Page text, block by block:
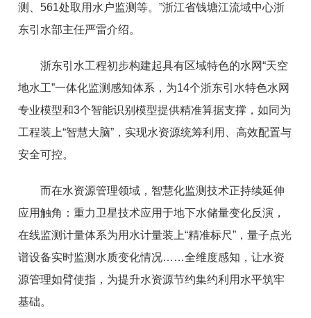
测、561处取用水户监测等。”浙江省钱塘江流域中心浙
东引水部主任严雷介绍。
浙东引水工程初步构建起具有区域特色的水网“天空
地水工”一体化监测感知体系，为14个浙东引水特色水网
专业模型和3个智能识别模型提供精准算据支撑，如同为
工程装上“智慧大脑”，实现水资源统筹利用、高效配置与
安全可控。
而在水资源管理领域，智慧化监测技术正持续延伸
应用触角：重力卫星技术应用于地下水储量变化反演，
在线监测计量体系为用水计量装上“精准标尺”，量子点光
谱设备实时监测水质变化情况……全维度感知，让水资
源管理如臂使指，为提升水资源节约集约利用水平筑牢
基础。